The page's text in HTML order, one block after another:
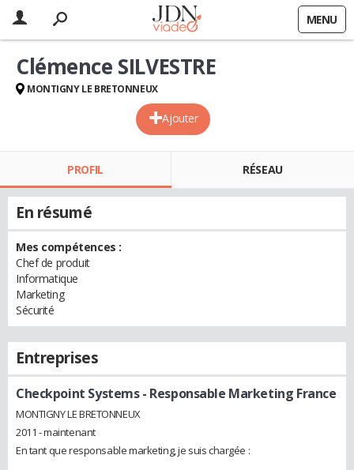
MENU
Ajouter
Clémence SILVESTRE
MONTIGNY LE BRETONNEUX
PROFIL RÉSEAU
En résumé
Mes compétences :
Chef de produit
Informatique
Marketing
Sécurité
Entreprises
Checkpoint Systems- Responsable Marketing France
MONTIGNY LE BRETONNEUX
2011 - maintenant
En tant que responsable marketing, je suis chargée :